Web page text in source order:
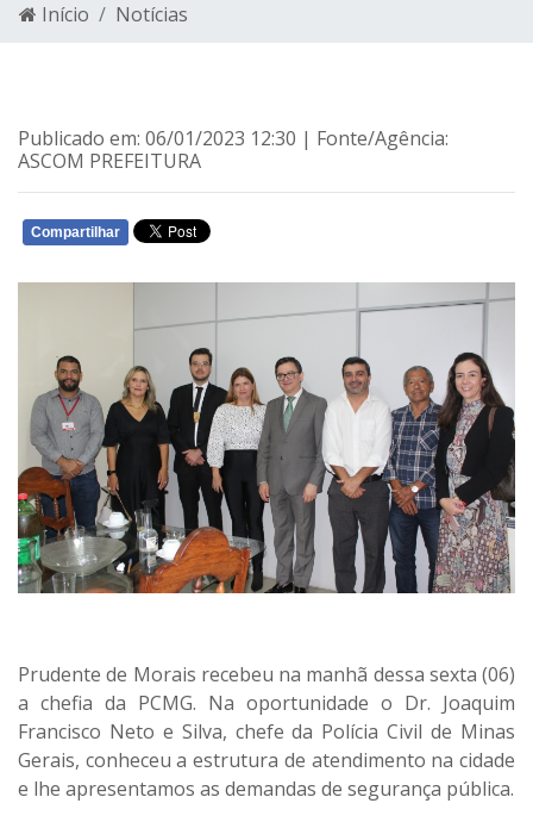
Início Notícias
Publicado em: 06/01/2023 12:30 | Fonte/Agência:
ASCOM PREFEITURA
Compartilhar
Prudente de Morais recebeu na manhã dessa sexta (06)
a chefia da PCMG. Na oportunidade o Dr. Joaquim
Francisco Neto e Silva, chefe da Polícia Civil de Minas
Gerais, conheceu a estrutura de atendimento na cidade
e lhe apresentamos as demandas de segurança pública.